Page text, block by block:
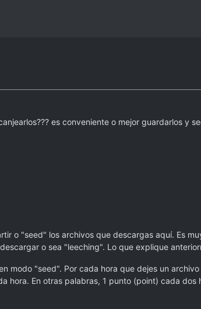
es conveniente o mejor guardarlos y
o "seed" los archivos que descargas aquí. Es
o sea "leeching". Lo que explique
modo "seed". Por cada hora que dejes un
En otras palabras, 1 punto (point) cada dos